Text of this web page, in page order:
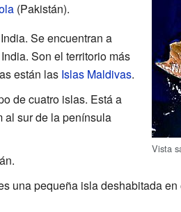
Vista
(Pakistán).
Se encuentran a
Son el territorio más
están las Islas Maldivas.
de cuatro islas. Está a
al sur de la península
una pequeña isla deshabitada